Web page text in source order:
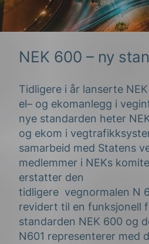
NEK 600 – ny
Tidligere i år lanserte
el– og ekomanlegg i veg
nye standarden heter
og ekom i vegtrafikk
samarbeid med Statens
medlemmer i NEKs
erstatter den
tidligere vegnormalen N
revidert til en funksjonell
standarden NEK 600 og
N601 representerer med